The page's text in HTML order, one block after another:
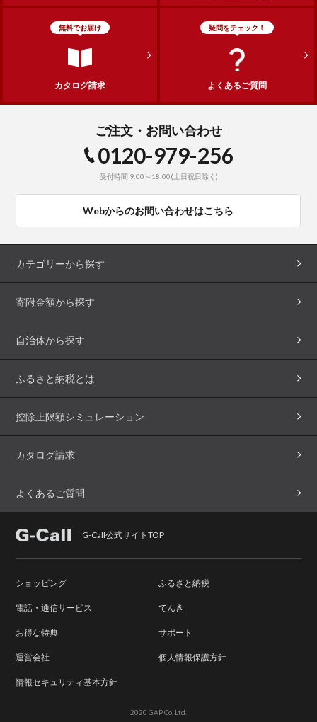
無料でお届け
カタログ請求
疑問をチェック！
よくあるご質問
ご注文・お問い合わせ
0120-979-256
受付時間 9:00～18:00(土日祝日除く)
Webからのお問い合わせはこちら
カテゴリーから探す
寄附金額から探す
自治体から探す
ふるさと納税とは
控除上限額シミュレーション
カタログ請求
よくあるご質問
G-Call公式サイトTOP
ショッピング ふるさと納税
電話・通信サービス でんき
お得な特典 サポート
運営会社 個人情報保護方針
情報セキュリティ基本方針
2020 GAP Co, Ltd.